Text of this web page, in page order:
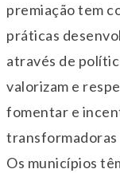
premiação tem
práticas
através de
valorizam e
fomentar e
transformadoras
Os municípios